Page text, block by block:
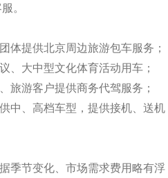
。
体提供北京周边旅游包车服务；
、大中型文化体育活动用车；
旅游客户提供商务代驾服务；
中、高档车型，提供接机、送机
季节变化、市场需求费用略有浮